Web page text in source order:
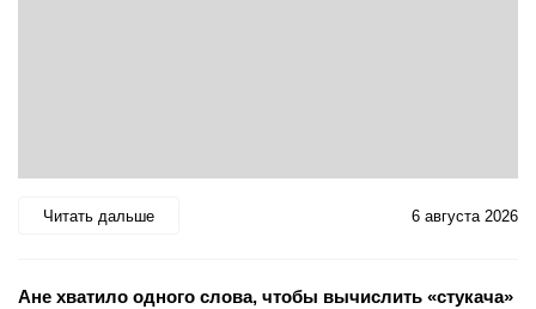
Читать дальше 6 августа 2026
Ане хватило одного слова, чтобы вычислить «стукача»